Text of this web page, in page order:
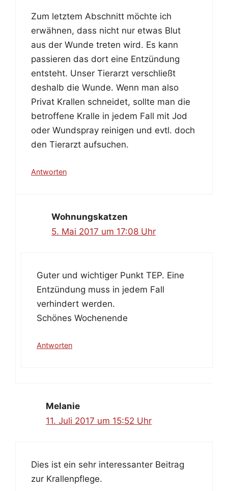
Zum letztem Abschnitt möchte ich
erwähnen, dass nicht nur etwas Blut
aus der Wunde treten wird. Es kann
passieren das dort eine Entzündung
entsteht. Unser Tierarzt verschließt
deshalb die Wunde. Wenn man also
Privat Krallen schneidet, sollte man die
betroffene Kralle in jedem Fall mit Jod
oder Wundspray reinigen und evtl. doch
den Tierarzt aufsuchen.
Antworten
Wohnungskatzen
5. Mai 2017 um 17:08 Uhr
Guter und wichtiger Punkt TEP. Eine
Entzündung muss in jedem Fall
verhindert werden.
Schönes Wochenende
Antworten
Melanie
11. Juli 2017 um 15:52 Uhr
Dies ist ein sehr interessanter Beitrag
zur Krallenpflege.